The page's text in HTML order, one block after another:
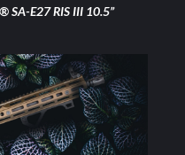
SA-E27 RIS III 10.5”